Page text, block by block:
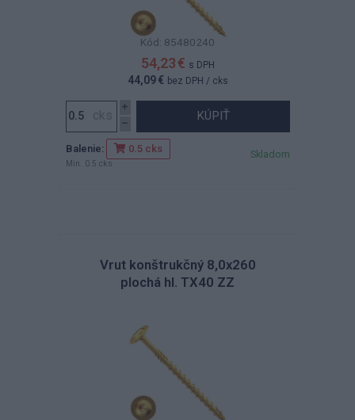
Kód: 85480240
54,23 € s DPH
44,09 € bez DPH / cks
KÚPIŤ
Balenie: 0.5 cks
Min. 0.5 cks
Skladom
Vrut konštrukčný 8,0x260
plochá hl. TX40 ZZ